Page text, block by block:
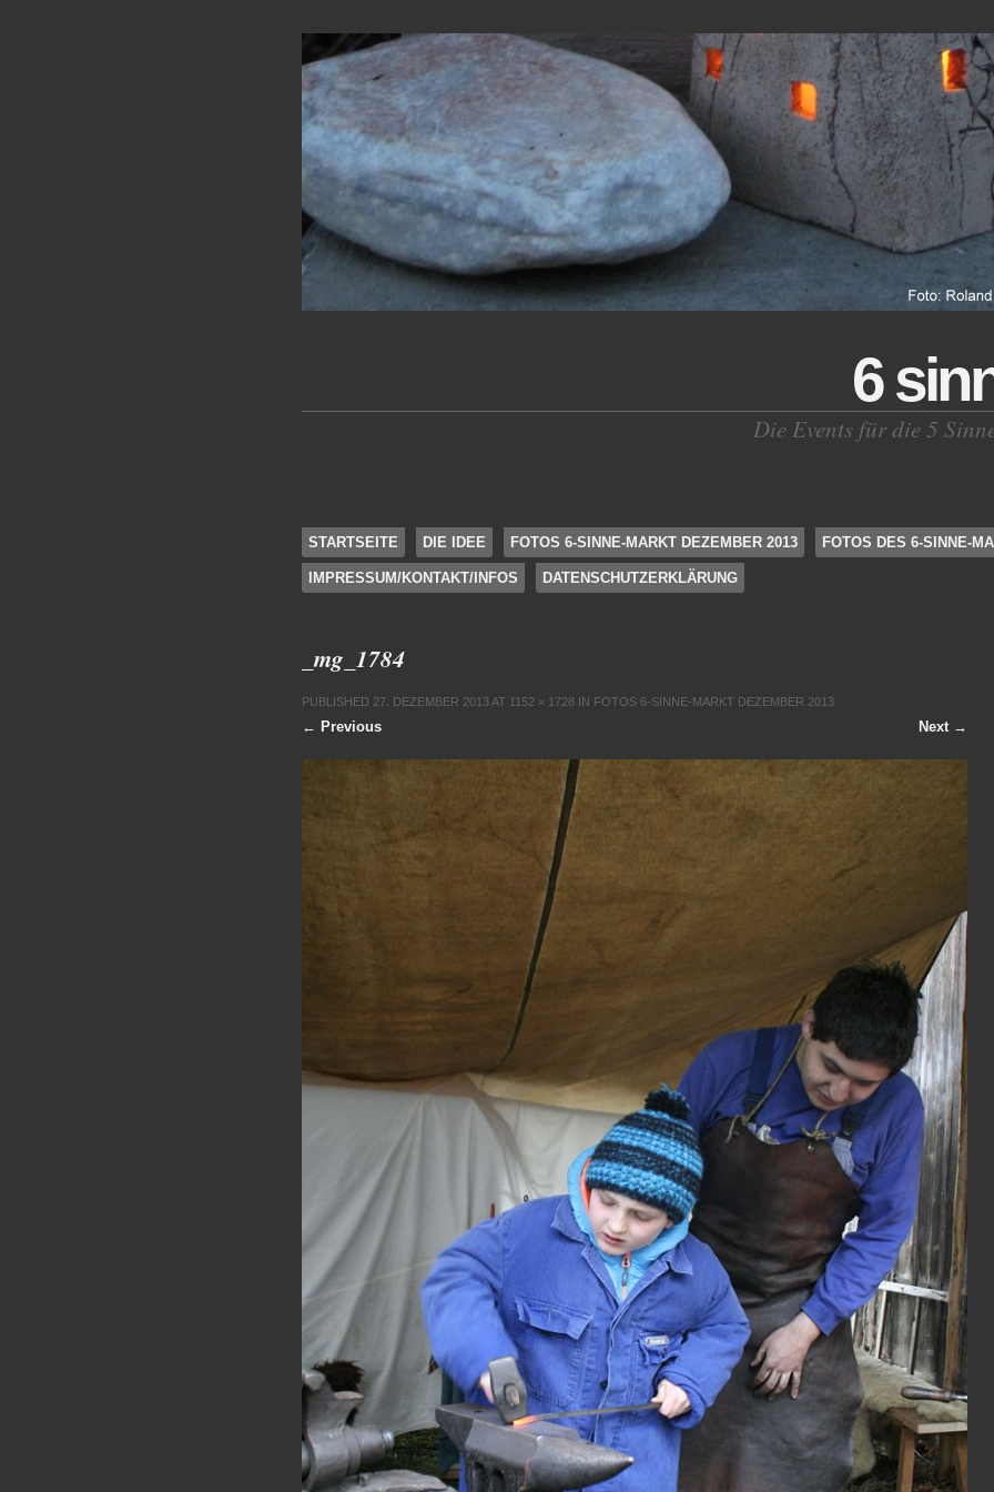
6
Die Events für die 5
Menu
SKIP TO CONTENT
STARTSEITE DIE IDEE FOTOS 6-SINNE-MARKT DEZEMBER 2013 FOTOS DES 6-SINNE-
IMPRESSUM/KONTAKT/INFOS DATENSCHUTZERKLÄRUNG
_mg_1784
PUBLISHED 27. DEZEMBER 2013 AT 1152 × 1728 IN FOTOS 6-SINNE-MARKT DEZEMBER 2013
← Previous Next →